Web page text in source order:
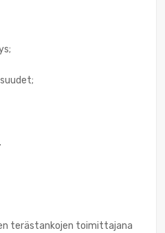
terästankojen toimittajana